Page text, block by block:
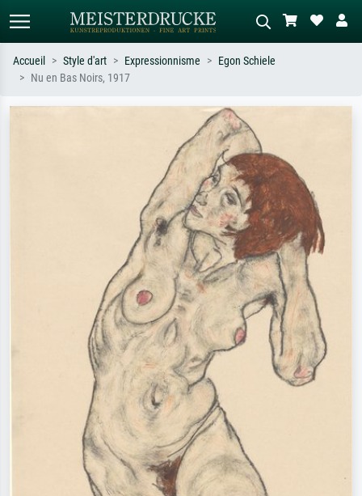
Décrivez la scène – ex. prairie verte,
abstrait avec beaucoup de rouge,
tableau sombre, nu debout près d'un
arbre.
Accueil Style d'art Expressionnisme
Egon Schiele
Nu en Bas Noirs, 1917